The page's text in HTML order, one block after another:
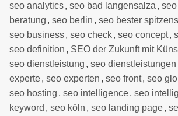
seo analytics, seo bad langensalza ,
beratung , seo berlin , seo bester
seo business, seo check, seo concept,
seo definition , SEO der Zukunft mit
seo dienstleistung , seo dienstleistungen
experte, seo experten , seo front, seo
seo hosting , seo intelligence, seo
keyword , seo köln , seo landing page,